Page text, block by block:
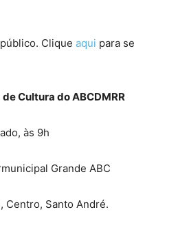
Clique aqui para se
Cultura do ABCDMRR
às 9h
Grande ABC
Centro, Santo André.